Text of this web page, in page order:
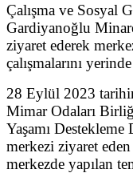
Çalışma ve Sosyal
Gardiyanoğlu
ziyaret ederek
çalışmalarını
28 Eylül 2023
Mimar Odaları
Yaşamı
merkezi ziyaret
merkezde yapılan